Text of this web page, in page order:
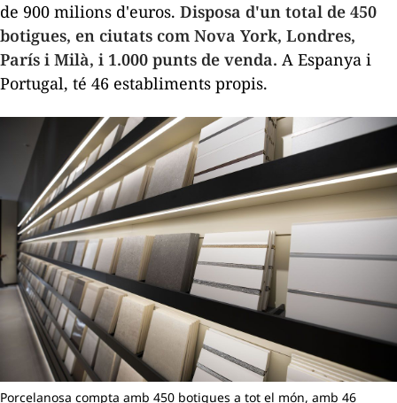
de 900 milions d'euros. Disposa d'un total de 450
botigues, en ciutats com Nova York, Londres,
París i Milà, i 1.000 punts de venda. A Espanya i
Portugal, té 46 establiments propis.
Porcelanosa compta amb 450 botigues a tot el món, amb 46